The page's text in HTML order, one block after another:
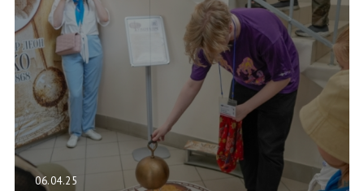
06.04.25